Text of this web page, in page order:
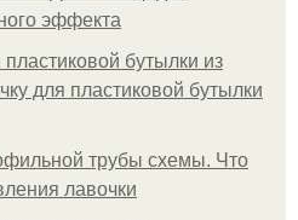
эффекта
бутылки из
для пластиковой бутылки
трубы схемы. Что
лавочки